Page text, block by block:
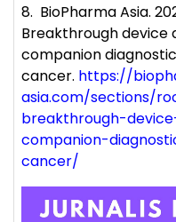
8. BioPharma Asia.
Breakthrough device
companion
cancer. https://
asia.com/sections/
breakthrough-
companion-
cancer/